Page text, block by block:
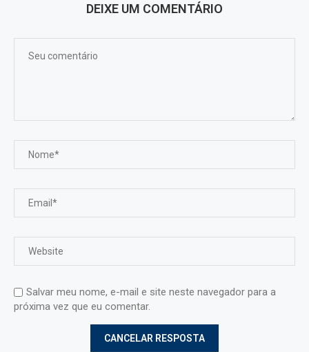
DEIXE UM COMENTÁRIO
Salvar meu nome, e-mail e site neste navegador para a
próxima vez que eu comentar.